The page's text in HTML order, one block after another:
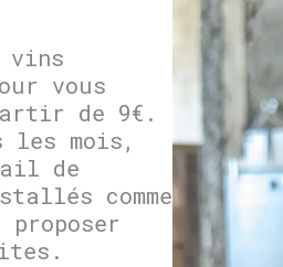
vins
vous
de 9€.
les mois,
de
comme